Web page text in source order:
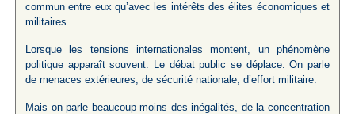
commun entre eux qu’avec les intérêts des élites économiques et
militaires.
Lorsque les tensions internationales montent, un phénomène
politique apparaît souvent. Le débat public se déplace. On parle
de menaces extérieures, de sécurité nationale, d’effort militaire.
Mais on parle beaucoup moins des inégalités, de la concentration